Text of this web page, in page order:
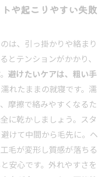
や起こりやすい失敗
は、引っ掛かりや絡まり
とテンションがかかり、
避けたいケアは、粗い手
れたままの就寝です。濡
摩擦で絡みやすくなるた
に乾かしましょう。スタ
けて中間から毛先に。ヘ
毛が変形し質感が落ちる
安心です。外れやすさを